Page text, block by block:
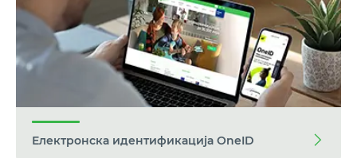
Електронска идентификација OneID